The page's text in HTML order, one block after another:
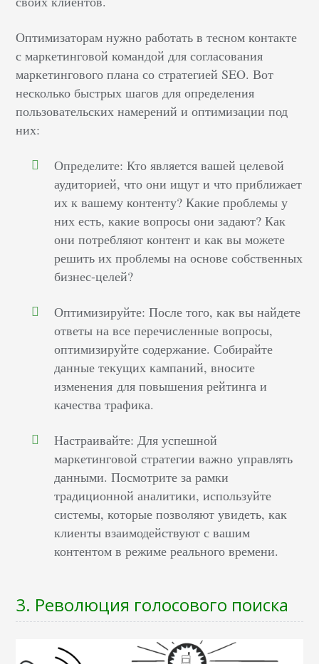
Оптимизаторам нужно работать в тесном контакте
с маркетинговой командой для согласования
маркетингового плана со стратегией SEO. Вот
несколько быстрых шагов для определения
пользовательских намерений и оптимизации под
них:
Определите: Кто является вашей целевой
аудиторией, что они ищут и что приближает
их к вашему контенту? Какие проблемы у
них есть, какие вопросы они задают? Как
они потребляют контент и как вы можете
решить их проблемы на основе собственных
бизнес-целей?
Оптимизируйте: После того, как вы найдете
ответы на все перечисленные вопросы,
оптимизируйте содержание. Собирайте
данные текущих кампаний, вносите
изменения для повышения рейтинга и
качества трафика.
Настраивайте: Для успешной
маркетинговой стратегии важно управлять
данными. Посмотрите за рамки
традиционной аналитики, используйте
системы, которые позволяют увидеть, как
клиенты взаимодействуют с вашим
контентом в режиме реального времени.
3. Революция голосового поиска